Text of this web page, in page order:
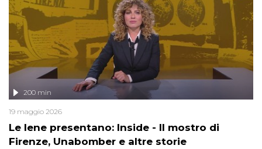
Le Iene presentano: Inside - Il mostro di
Firenze, Unabomber e altre storie
200 min
19 maggio 2026